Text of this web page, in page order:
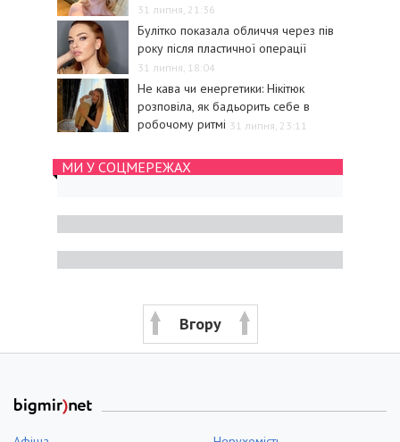
31 липня, 21:36
Булітко показала обличчя через пів
року після пластичної операції
31 липня, 18:04
Не кава чи енергетики: Нікітюк
розповіла, як бадьорить себе в
робочому ритмі 31 липня, 23:11
МИ У СОЦМЕРЕЖАХ
Вгору